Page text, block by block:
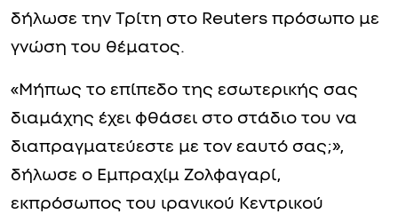
δήλωσε την Τρίτη στο Reuters πρόσωπο με
γνώση του θέματος.
«Μήπως το επίπεδο της εσωτερικής σας
διαμάχης έχει φθάσει στο στάδιο του να
διαπραγματεύεστε με τον εαυτό σας;»,
δήλωσε ο Εμπραχίμ Ζολφαγαρί,
εκπρόσωπος του ιρανικού Κεντρικού